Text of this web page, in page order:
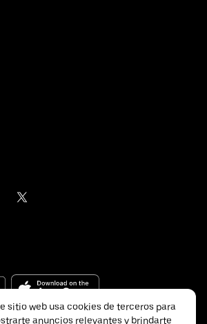
sitio web usa cookies de terceros para
anuncios relevantes y brindarte